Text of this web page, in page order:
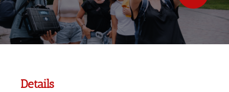
Details